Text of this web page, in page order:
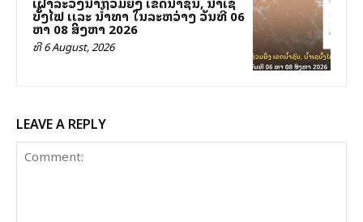
ບັັ້ງໄຟ ເເລະ ນໍ້າທາ ໃນລະຫວ່າງ ວັນທີ 06
ຫາ 08 ສິງຫາ 2026
ທີ 6 August, 2026
LEAVE A REPLY